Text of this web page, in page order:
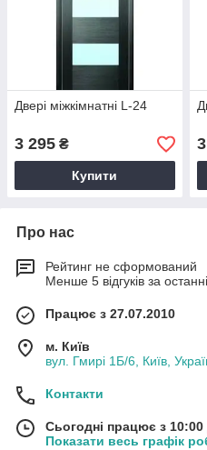
Двері міжкімнатні L-24
3 295 ₴
Купити
Про нас
Рейтинг не сформований
Менше 5 відгуків за
Працює з 27.07.2010
м. Київ
вул. Гмирі 1Б/6, Київ,
Контакти
Сьогодні працює з
Показати весь графік